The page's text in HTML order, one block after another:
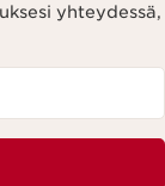
yhteydessä,